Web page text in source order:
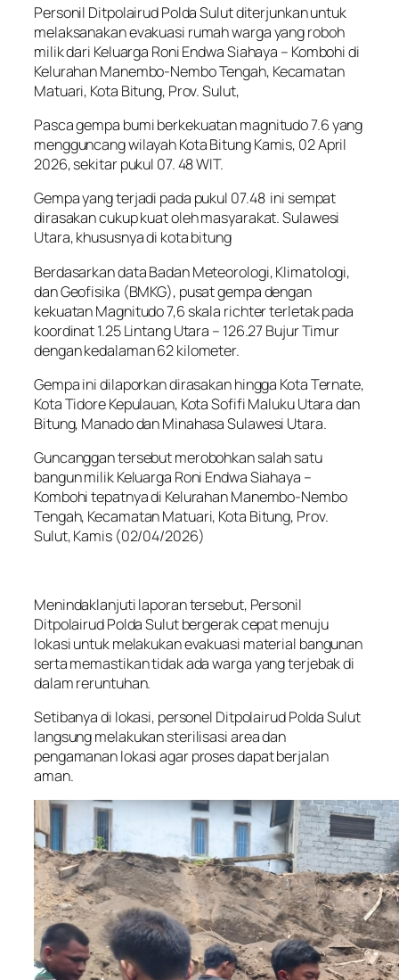
Personil Ditpolairud Polda Sulut diterjunkan untuk
melaksanakan evakuasi rumah warga yang roboh
milik dari Keluarga Roni Endwa Siahaya – Kombohi di
Kelurahan Manembo-Nembo Tengah, Kecamatan
Matuari, Kota Bitung, Prov. Sulut,
Pasca gempa bumi berkekuatan magnitudo 7.6 yang
mengguncang wilayah Kota Bitung Kamis, 02 April
2026, sekitar pukul 07. 48 WIT.
Gempa yang terjadi pada pukul 07.48 ini sempat
dirasakan cukup kuat oleh masyarakat. Sulawesi
Utara, khususnya di kota bitung
Berdasarkan data Badan Meteorologi, Klimatologi,
dan Geofisika (BMKG), pusat gempa dengan
kekuatan Magnitudo 7,6 skala richter terletak pada
koordinat 1.25 Lintang Utara – 126.27 Bujur Timur
dengan kedalaman 62 kilometer.
Gempa ini dilaporkan dirasakan hingga Kota Ternate,
Kota Tidore Kepulauan, Kota Sofifi Maluku Utara dan
Bitung, Manado dan Minahasa Sulawesi Utara.
Guncanggan tersebut merobohkan salah satu
bangun milik Keluarga Roni Endwa Siahaya –
Kombohi tepatnya di Kelurahan Manembo-Nembo
Tengah, Kecamatan Matuari, Kota Bitung, Prov.
Sulut, Kamis (02/04/2026)
Menindaklanjuti laporan tersebut, Personil
Ditpolairud Polda Sulut bergerak cepat menuju
lokasi untuk melakukan evakuasi material bangunan
serta memastikan tidak ada warga yang terjebak di
dalam reruntuhan.
Setibanya di lokasi, personel Ditpolairud Polda Sulut
langsung melakukan sterilisasi area dan
pengamanan lokasi agar proses dapat berjalan
aman.